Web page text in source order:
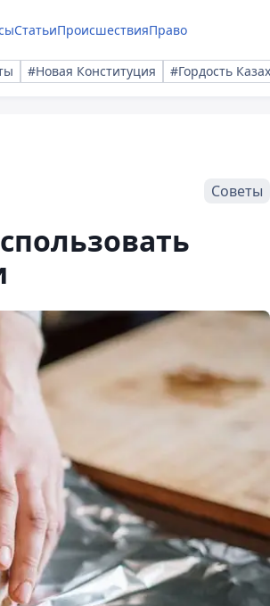
СтатьиПроисшествияПраво
#Новая Конституция #Гордость
Советы